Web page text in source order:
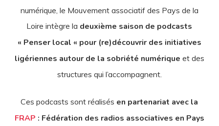
numérique, le Mouvement associatif des Pays de la
Loire intègre la deuxième saison de podcasts
« Penser local « pour (re)découvrir des initiatives
ligériennes autour de la sobriété numérique et des
structures qui l’accompagnent.
Ces podcasts sont réalisés en partenariat avec la
FRAP : Fédération des radios associatives en Pays